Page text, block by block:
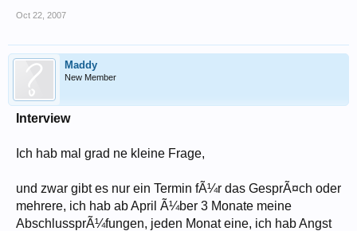
Oct 22, 2007
Maddy
New Member
Interview
Ich hab mal grad ne kleine Frage,
und zwar gibt es nur ein Termin fÃ¼r das GesprÃ¤ch oder
mehrere, ich hab ab April Ã¼ber 3 Monate meine
AbschlussprÃ¼fungen, jeden Monat eine, ich hab Angst